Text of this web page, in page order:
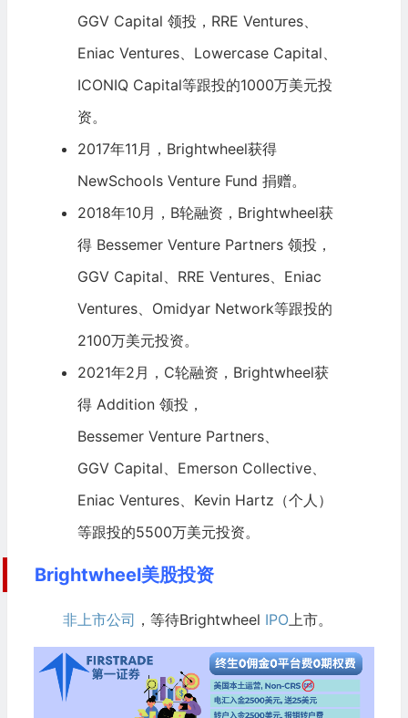
GGV Capital 领投， RRE Ventures、
Eniac Ventures、Lowercase Capital、
ICONIQ Capital等跟投的1000万美元投
资。
2017年11月，Brightwheel获得
NewSchools Venture Fund 捐赠。
2018年10月，B轮融资，Brightwheel获
得 Bessemer Venture Partners领投，
GGV Capital、 RRE Ventures、Eniac
Ventures、Omidyar Network等跟投的
2100万美元投资。
2021年2月，C轮融资，Brightwheel获
得 Addition领投，
Bessemer Venture Partners、
GGV Capital、Emerson Collective、
Eniac Ventures、Kevin Hartz（个人）
等跟投的5500万美元投资。
Brightwheel美股投资
非上市公司 ，等待Brightwheel IPO上市。